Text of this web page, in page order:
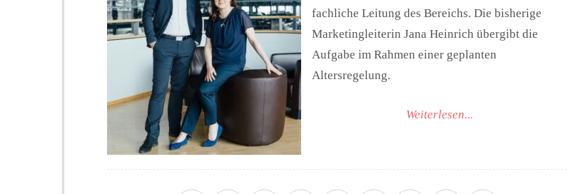
fachliche Leitung des Bereichs. Die bisherige
Marketingleiterin Jana Heinrich übergibt die
Aufgabe im Rahmen einer geplanten
Altersregelung.
Weiterlesen...